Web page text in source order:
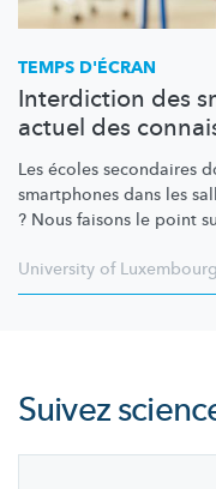
TEMPS D'ÉCRAN
Interdiction des
actuel des
Les écoles secondaires
smartphones dans les
? Nous faisons le point
University of Luxembourg
Suivez